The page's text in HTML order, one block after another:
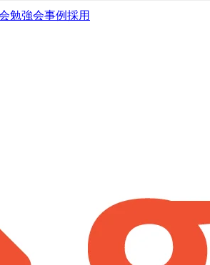
勉強会事例採用